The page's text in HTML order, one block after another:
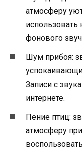
атмосферу
фонового
Шум прибоя:
Записи с
интернете.
Пение птиц:
атмосферу